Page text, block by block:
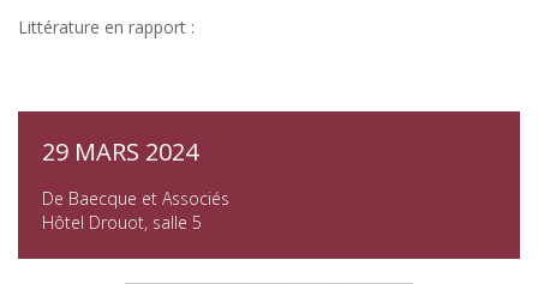
Littérature en rapport :
29 MARS 2024
De Baecque et Associés
Hôtel Drouot, salle 5